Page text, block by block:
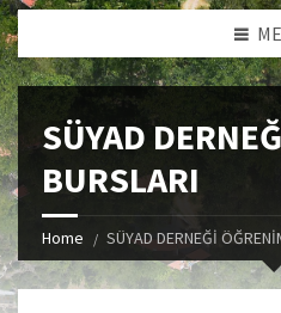
SÜYAD
BURSLARI
Home SÜYAD DERNEĞİ